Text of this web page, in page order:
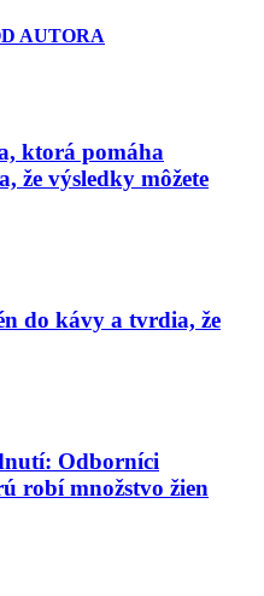
AUTORA
ktorá pomáha
že výsledky môžete
do kávy a tvrdia, že
Odborníci
robí množstvo žien